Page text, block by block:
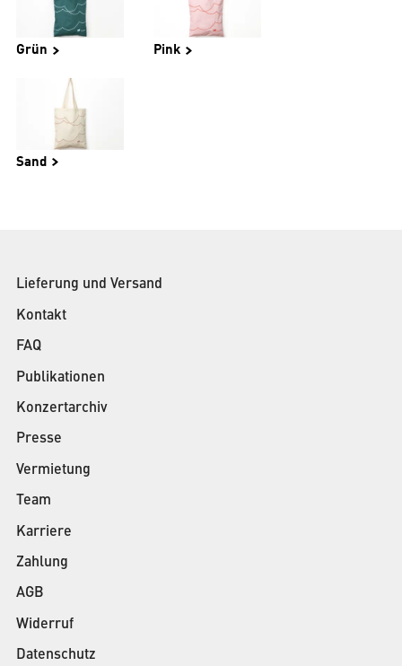
Grün Pink
Sand
Lieferung und Versand
Kontakt
FAQ
Publikationen
Konzertarchiv
Presse
Vermietung
Team
Karriere
Zahlung
AGB
Widerruf
Datenschutz